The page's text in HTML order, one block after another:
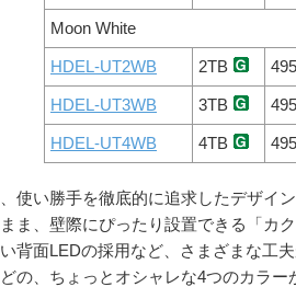
Moon White
HDEL-UT2WB 2TB
HDEL-UT3WB 3TB
HDEL-UT4WB 4TB
使い勝手を徹底的に追求したデザイ
ま、壁際にぴったり設置できる「カ
背面LEDの採用など、さまざまな工夫
の、ちょっとオシャレな4つのカラー